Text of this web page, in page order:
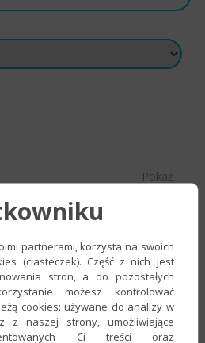
Pokaż
partnerami, korzysta na swoich
(ciasteczek). Część z nich jest
stron, a do pozostałych
możesz kontrolować
cookies: używane do analizy w
z naszej strony, umożliwiające
Ci treści oraz